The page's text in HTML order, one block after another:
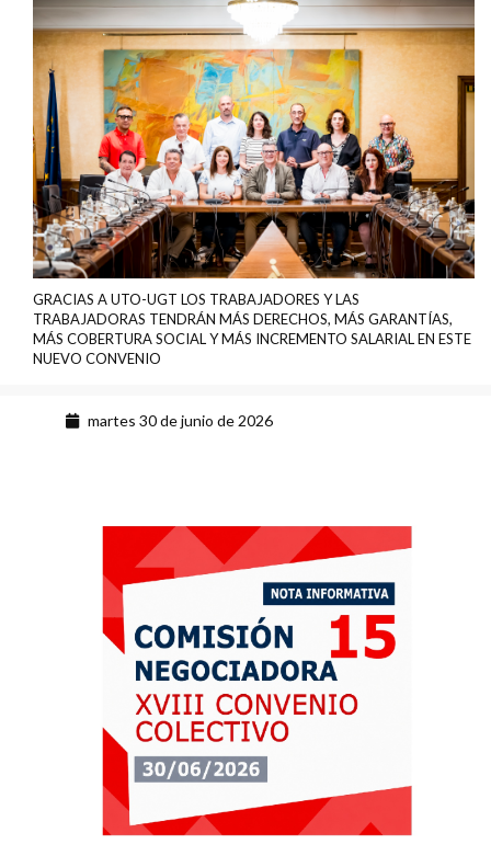
GRACIAS A UTO-UGT LOS TRABAJADORES Y LAS
TRABAJADORAS TENDRÁN MÁS DERECHOS, MÁS GARANTÍAS,
MÁS COBERTURA SOCIAL Y MÁS INCREMENTO SALARIAL EN ESTE
NUEVO CONVENIO
martes 30 de junio de 2026